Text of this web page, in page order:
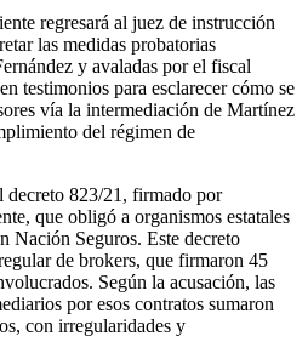
regresará al juez de instrucción
las medidas probatorias
y avaladas por el fiscal
testimonios para esclarecer cómo se
vía la intermediación de Martínez
del régimen de
decreto 823/21, firmado por
que obligó a organismos estatales
Nación Seguros. Este decreto
de brokers, que firmaron 45
Según la acusación, las
por esos contratos sumaron
con irregularidades y